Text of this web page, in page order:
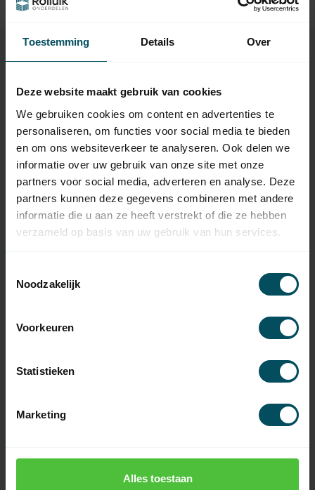
Toestemming Details Over
Deze website maakt gebruik van cookies
We gebruiken cookies om content en advertenties te
personaliseren, om functies voor social media te bieden
en om ons websiteverkeer te analyseren. Ook delen we
informatie over uw gebruik van onze site met onze
partners voor social media, adverteren en analyse. Deze
partners kunnen deze gegevens combineren met andere
informatie die u aan ze heeft verstrekt of die ze hebben
verzameld op basis van uw gebruik van hun services.
Noodzakelijk
Voorkeuren
Statistieken
Marketing
Alles toestaan
Auf Lager
Eigenschaften
Artikelnummer: 1003
SKU SKX1WD
Typ des
Handsenders
Original-Fernbedienung
Frequenz 433,92 MHz
Abmessungen
Akku-Typ
Batterie(n)
Nein